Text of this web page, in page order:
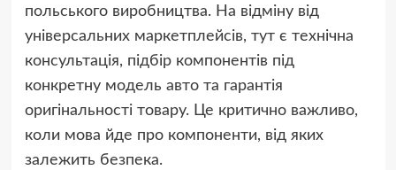
польського виробництва. На відміну від
універсальних маркетплейсів, тут є технічна
консультація, підбір компонентів під
конкретну модель авто та гарантія
оригінальності товару. Це критично важливо,
коли мова йде про компоненти, від яких
залежить безпека.